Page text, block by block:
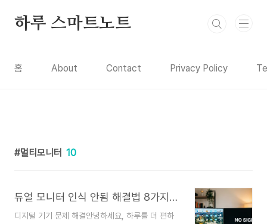
하루 스마트노트
홈 About Contact Privacy Policy
멀티모니터 10
듀얼 모니터 인식 안됨 해결법 8가지 - 윈도우11 업데이트 후 두 번째 화면 안 뜰 때 완벽 정리 (2026)
디지털 기기 문제 해결안녕하세요, 하루를 더 편하